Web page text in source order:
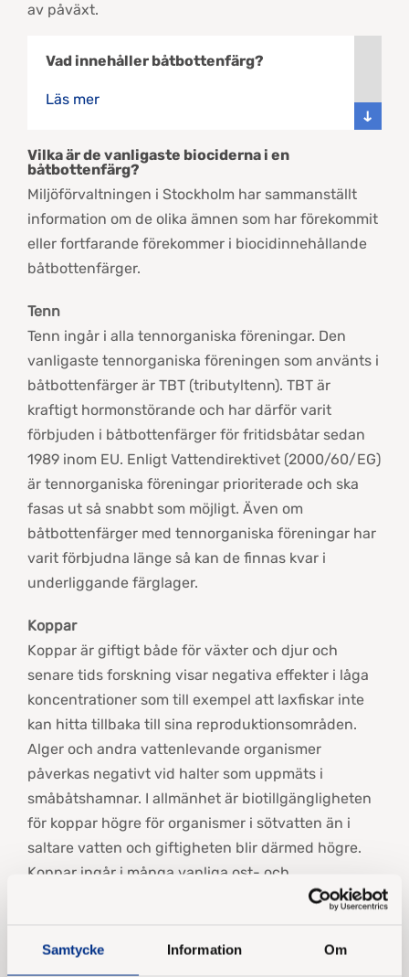
Samtycke Information Om
av påväxt.
Vad innehåller båtbottenfärg?
Läs mer
Vilka är de vanligaste biociderna i en
båtbottenfärg?
Miljöförvaltningen i Stockholm har sammanställt
information om de olika ämnen som har förekommit
eller fortfarande förekommer i biocidinnehållande
båtbottenfärger.
Tenn
Tenn ingår i alla tennorganiska föreningar. Den
vanligaste tennorganiska föreningen som använts i
båtbottenfärger är TBT (tributyltenn). TBT är
kraftigt hormonstörande och har därför varit
förbjuden i båtbottenfärger för fritidsbåtar sedan
1989 inom EU. Enligt Vattendirektivet (2000/60/EG)
är tennorganiska föreningar prioriterade och ska
fasas ut så snabbt som möjligt. Även om
båtbottenfärger med tennorganiska föreningar har
varit förbjudna länge så kan de finnas kvar i
underliggande färglager.
Koppar
Koppar är giftigt både för växter och djur och
senare tids forskning visar negativa effekter i låga
koncentrationer som till exempel att laxfiskar inte
kan hitta tillbaka till sina reproduktionsområden.
Alger och andra vattenlevande organismer
påverkas negativt vid halter som uppmäts i
småbåtshamnar. I allmänhet är biotillgängligheten
för koppar högre för organismer i sötvatten än i
saltare vatten och giftigheten blir därmed högre.
Koppar ingår i många vanliga ost- och
Zink